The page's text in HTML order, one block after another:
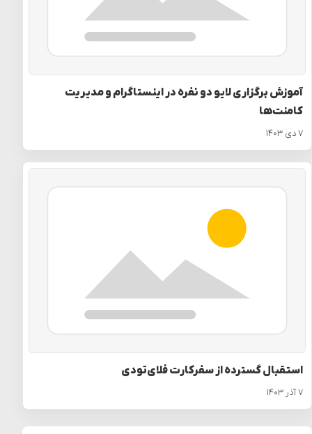
آموزش برگزاری لایو دو نفره در اینستاگرام و مدیریت
کامنت‌ها
۷ دی ۱۴۰۳
استقبال گسترده از سفرکارت فلای‌تودی
۷ آذر ۱۴۰۳